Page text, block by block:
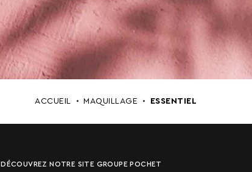
ACCUEIL MAQUILLAGE ESSENTIEL
DÉCOUVREZ NOTRE SITE GROUPE POCHET